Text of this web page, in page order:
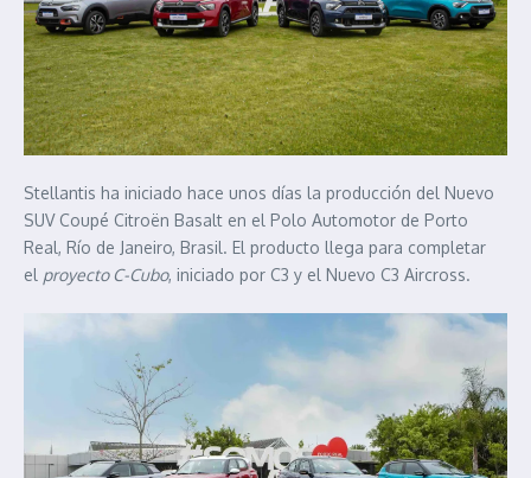
Stellantis ha iniciado hace unos días la producción del Nuevo
SUV Coupé Citroën Basalt en el Polo Automotor de Porto
Real, Río de Janeiro, Brasil. El producto llega para completar
el proyecto C-Cubo, iniciado por C3 y el Nuevo C3 Aircross.